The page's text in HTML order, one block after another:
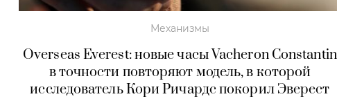
Механизмы
Overseas Everest: новые часы Vacheron Constantin
в точности повторяют модель, в которой
исследователь Кори Ричардс покорил Эверест